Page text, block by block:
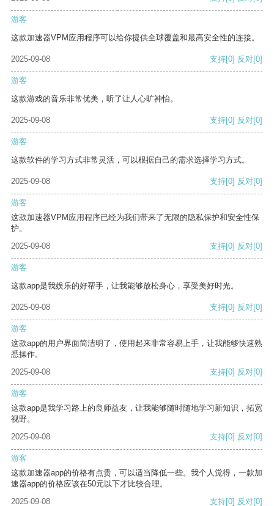
游客
这款加速器VPM应用程序可以给你提供全球覆盖和最高安全性的连接。
2025-09-08 支持[0] 反对[0]
游客
这款游戏的音乐非常优美，听了让人心旷神怡。
2025-09-08 支持[0] 反对[0]
游客
这款软件的学习方式非常灵活，可以根据自己的需求选择学习方式。
2025-09-08 支持[0] 反对[0]
游客
这款加速器VPM应用程序已经为我们带来了无限的隐私保护和安全性保
护。
2025-09-08
支持[0] 反对[0]
游客
这款app是我娱乐的好帮手，让我能够放松身心，享受美好时光。
2025-09-08 支持[0] 反对[0]
游客
这款app的用户界面简洁明了，使用起来非常容易上手，让我能够快速熟
悉操作。
2025-09-08
支持[0] 反对[0]
游客
这款app是我学习路上的良师益友，让我能够随时随地学习新知识，拓宽
视野。
2025-09-08
支持[0] 反对[0]
游客
这款加速器app的价格有点贵，可以适当降低一些。我个人觉得，一款加
速器app的价格应该在50元以下才比较合理。
2025-09-08
支持[0] 反对[0]